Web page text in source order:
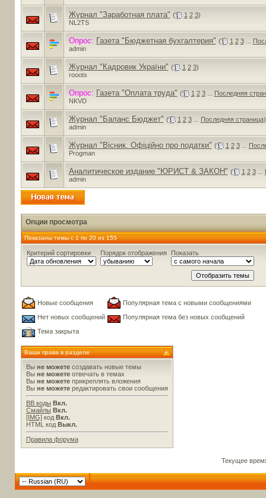
Журнал "Заработная плата" ( 1 2 3)
NL2TS
Опрос: Газета "Бюджетная бухгалтерия" ( 1 2 3...
admin
Журнал "Кадровик України" ( 1 2 3)
rooots
Опрос: Газета "Оплата труда" ( 1 2 3...
Последняя
NKVD
Журнал "Баланс Бюджет" ( 1 2 3... Последняя страница)
admin
Журнал "Вісник. Офіційно про податки" ( 1 2 3...
Progman
Аналитическое издание "ЮРИСТ & ЗАКОН" ( 1 2 3...
admin
Опции просмотра
Показаны темы с 1 по 20 из 155
Критерий сортировки Порядок отображения Показать
Новые сообщения
Популярная тема с новыми сообщениями
Нет новых сообщений
Популярная тема без новых сообщений
Тема закрыта
Ваши права в разделе
Вы не можетесоздавать новые темы
Вы не можетеотвечать в темах
Вы не можетеприкреплять вложения
Вы не можетередактировать свои сообщения
BB коды Вкл.
Смайлы Вкл.
[IMG]код Вкл.
HTML код Выкл.
Правила форума
Текущее